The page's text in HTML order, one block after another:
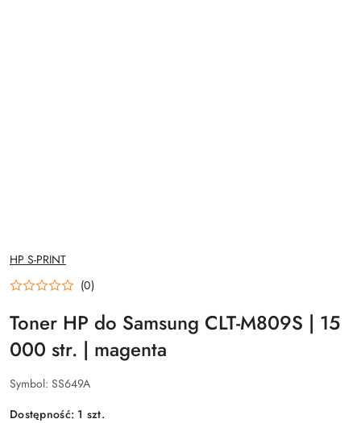
NAZWA
PRODUCENTA:
HP S-PRINT
(0)
Toner HP do Samsung CLT-M809S | 15
000 str. | magenta
Symbol: SS649A
Dostępność: 1 szt.